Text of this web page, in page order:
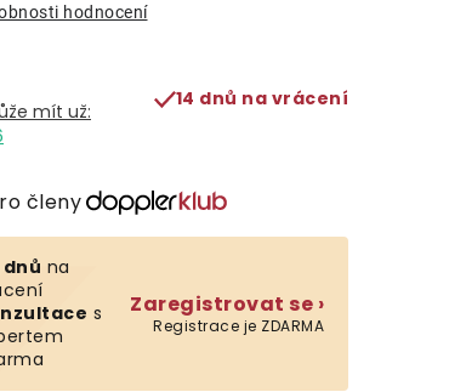
hodnocení
14 dnů na vrácení
členy
dnů na
s
Zaregistrovat se ›
Registrace je ZDARMA